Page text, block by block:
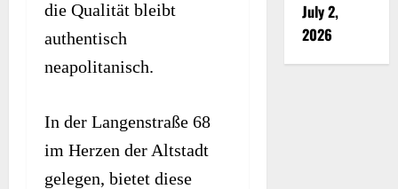
die Qualität bleibt
authentisch
neapolitanisch.
In der Langenstraße 68
im Herzen der Altstadt
gelegen, bietet diese
July 2,
2026